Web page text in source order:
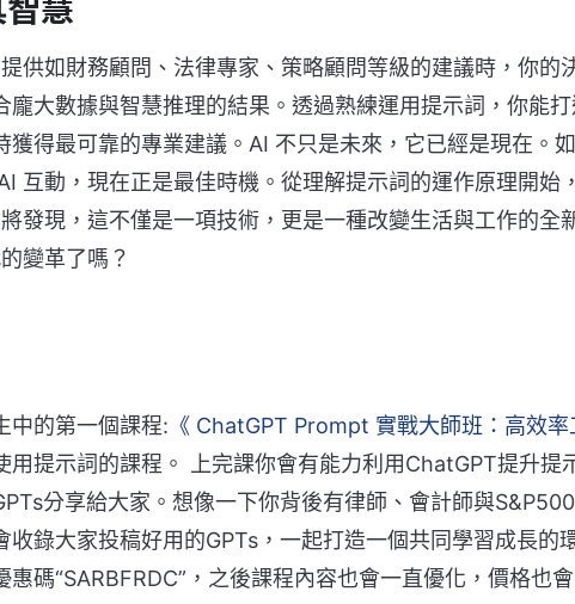
供如財務顧問、法律專家、策略顧問等級的建議時，你的
龐大數據與智慧推理的結果。透過熟練運用提示詞，你能
獲得最可靠的專業建議。AI 不只是未來，它已經是現在。
互動，現在正是最佳時機。從理解提示詞的運作原理開始
發現，這不僅是一項技術，更是一種改變生活與工作的全
變革了嗎？
中的第一個課程: 《 ChatGPT Prompt 實戰大師班：高效率
用提示詞的課程。 上完課你會有能力利用ChatGPT提升提
分享給大家。想像一下你背後有律師、會計師與
錄大家投稿好用的GPTs，一起打造一個共同學習成長的
碼“SARBFRDC”，之後課程內容也會一直優化，價格也